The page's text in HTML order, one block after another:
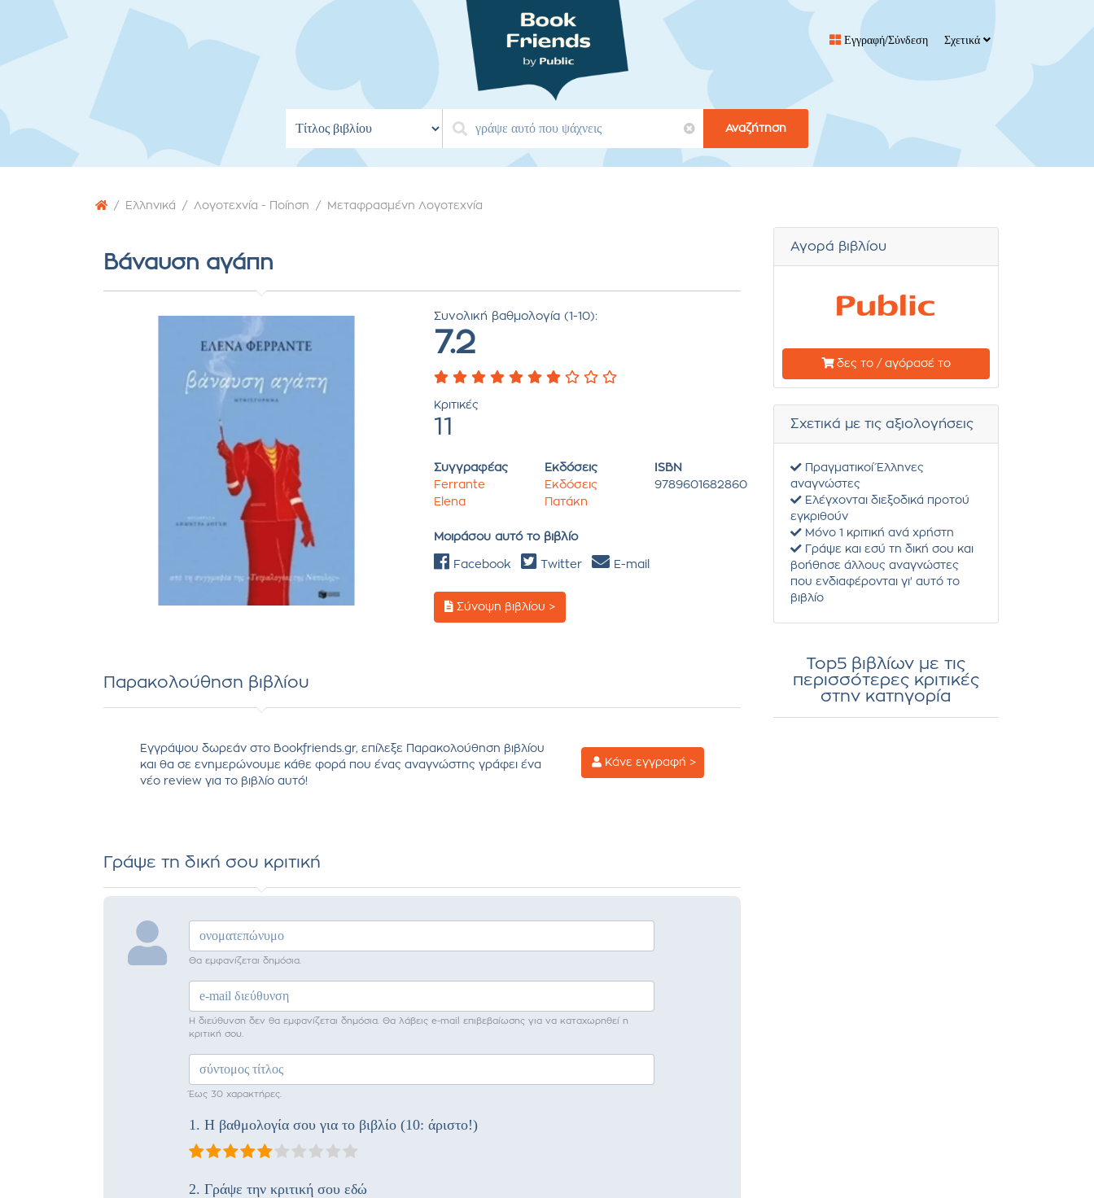
Εγγραφή/Σύνδεση Σχετικά
Αναζήτηση
Ελληνικά Λογοτεχνία - Ποίηση Μεταφρασμένη Λογοτεχνία
Βάναυση αγάπη
Συνολική βαθμολογία (1-10):
7.2
Κριτικές
11
Συγγραφέας
Ferrante
Elena
Εκδόσεις
Εκδόσεις
Πατάκη
ISBN
9789601682860
Μοιράσου αυτό το βιβλίο
Facebook Twitter E-mail
Σύνοψη βιβλίου >
Παρακολούθηση βιβλίου
Εγγράψου δωρεάν στο Bookfriends.gr, επίλεξε Παρακολούθηση βιβλίου
και θα σε ενημερώνουμε κάθε φορά που ένας αναγνώστης γράφει ένα
νέο review για το βιβλίο αυτό!
Κάνε εγγραφή >
Γράψε τη δική σου κριτική
Θα εμφανίζεται δημόσια.
Η διεύθυνση δεν θα εμφανίζεται δημόσια. Θα λάβεις e-mail επιβεβαίωσης για να καταχωρηθεί η
κριτική σου.
Έως 30 χαρακτήρες.
1. Η βαθμολογία σου για το βιβλίο (10: άριστο!)
2. Γράψε την κριτική σου εδώ
Αγορά βιβλίου
δες το / αγόρασέ το
Σχετικά με τις αξιολογήσεις
Πραγματικοί Έλληνες
αναγνώστες
Ελέγχονται διεξοδικά προτού
εγκριθούν
Μόνο 1 κριτική ανά χρήστη
Γράψε και εσύ τη δική σου και
βοήθησε άλλους αναγνώστες
που ενδιαφέρονται γι' αυτό το
βιβλίο
Top5 βιβλίων με τις
περισσότερες κριτικές
στην κατηγορία